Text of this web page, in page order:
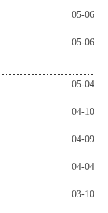
05-06
05-06
05-04
04-10
04-09
04-04
03-10